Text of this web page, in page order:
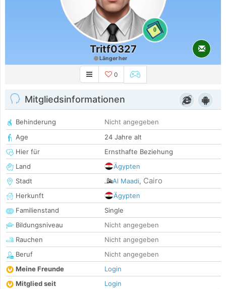
0
Tritf0327
Länger her
0
Mitgliedsinformationen
Behinderung
Nicht angegeben
Age
24 Jahre alt
Hier für
Ernsthafte Beziehung
Land
Ägypten
Stadt
Al Maadi, Cairo
Herkunft
Ägypten
Familienstand
Single
Bildungsniveau
Nicht angegeben
Rauchen
Nicht angegeben
Beruf
Nicht angegeben
Meine Freunde
Login
Mitglied seit
Login